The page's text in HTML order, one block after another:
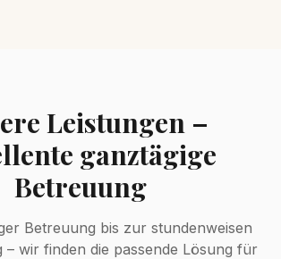
Leistungen –
ganztägige
Betreuung
Betreuung bis zur stundenweisen
– wir finden die passende Lösung für